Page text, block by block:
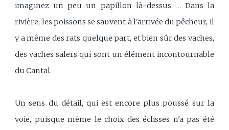
imaginez un peu un papillon là-dessus … Dans la
rivière, les poissons se sauvent à l'arrivée du pêcheur, il
y a même des rats quelque part, et bien sûr des vaches,
des vaches salers qui sont un élément incontournable
du Cantal.
Un sens du détail, qui est encore plus poussé sur la
voie, puisque même le choix des éclisses n'a pas été